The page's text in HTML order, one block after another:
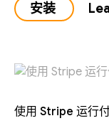
安装
使用 Stripe 运行